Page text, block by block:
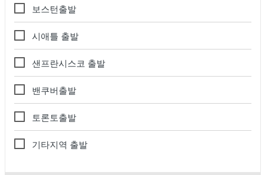
보스턴출발
시애틀 출발
샌프란시스코 출발
밴쿠버출발
토론토출발
기타지역 출발